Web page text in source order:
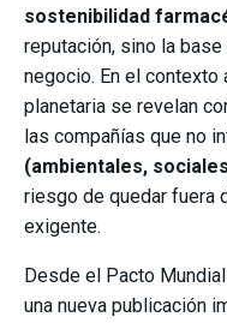
sostenibilidad
reputación, sino la
negocio. En el contexto
planetaria se revelan
las compañías que no
(ambientales,
riesgo de quedar fuera
exigente.
Desde el Pacto
una nueva publicación